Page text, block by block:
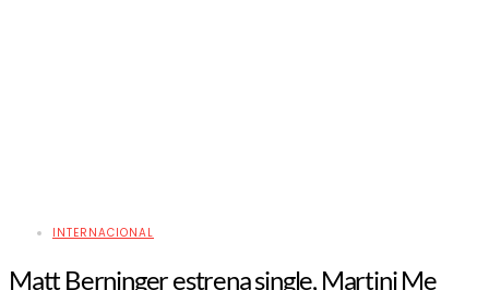
INTERNACIONAL
Matt Berninger estrena single, Martini Me